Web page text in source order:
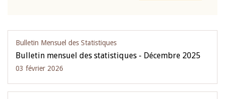
Bulletin Mensuel des Statistiques
Bulletin mensuel des statistiques - Décembre 2025
03 février 2026